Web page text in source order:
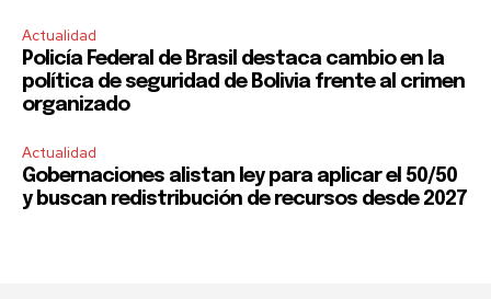
Actualidad
Policía Federal de Brasil destaca cambio en la
política de seguridad de Bolivia frente al crimen
organizado
Actualidad
Gobernaciones alistan ley para aplicar el 50/50
y buscan redistribución de recursos desde 2027